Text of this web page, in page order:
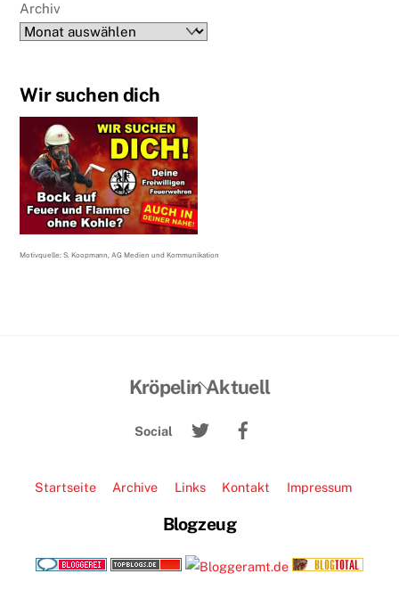
Archiv
Wir suchen dich
Motivquelle: S. Koopmann, AG Medien und Kommunikation
Back
Top
Kröpelin Aktuell
Social
Twitter
Startseite Archive Links Kontakt Impressum
Blogzeug